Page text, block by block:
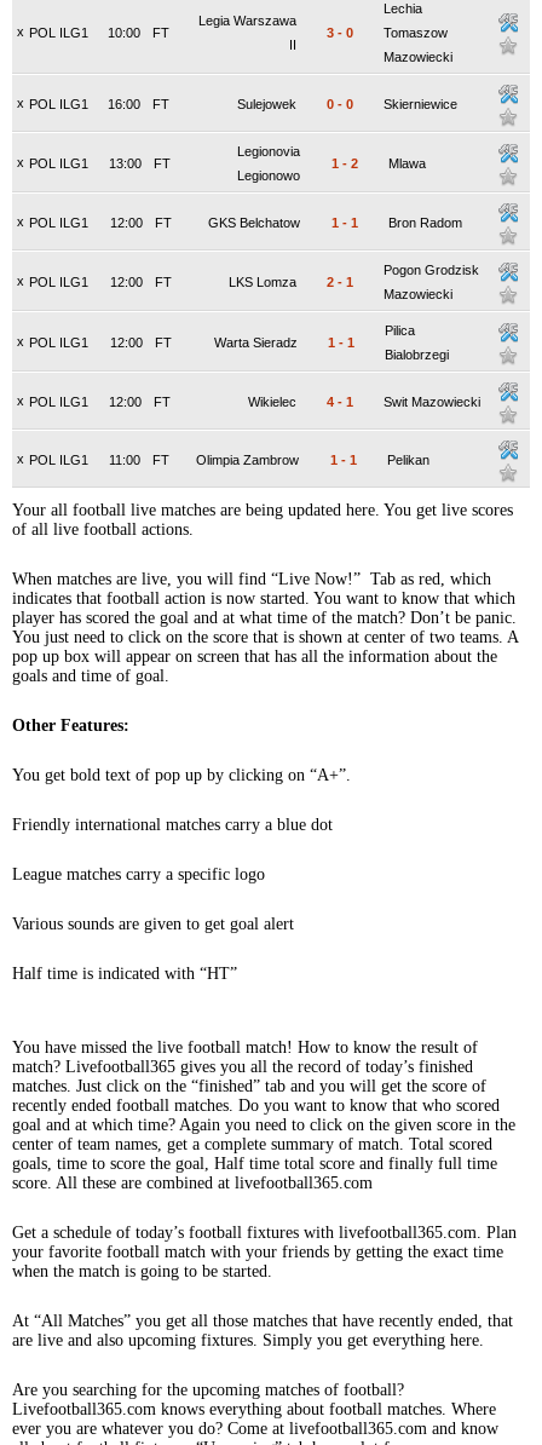
x POL ILG1 FT
10:00
Legia Warszawa
II
3 - 0
Lechia
Tomaszow
Mazowiecki
x POL ILG1 FT
16:00 Sulejowek 0 - 0 Skierniewice
x POL ILG1 FT
13:00
Legionovia
Legionowo
1 - 2 Mlawa
x POL ILG1 FT
12:00 GKS Belchatow 1 - 1 Bron Radom
x POL ILG1 FT
12:00 LKS Lomza 2 - 1
Pogon Grodzisk
Mazowiecki
x POL ILG1 FT
12:00 Warta Sieradz 1 - 1
Pilica
Bialobrzegi
x POL ILG1 FT
12:00 Wikielec 4 - 1 Swit Mazowiecki
x POL ILG1 FT
11:00 Olimpia Zambrow 1 - 1 Pelikan
Your all football live matches are being updated here. You get live scores
of all live football actions.
When matches are live, you will find “Live Now!” Tab as red, which
indicates that football action is now started. You want to know that which
player has scored the goal and at what time of the match? Don’t be panic.
You just need to click on the score that is shown at center of two teams. A
pop up box will appear on screen that has all the information about the
goals and time of goal.
Other Features:
You get bold text of pop up by clicking on “A+”.
Friendly international matches carry a blue dot
League matches carry a specific logo
Various sounds are given to get goal alert
Half time is indicated with “HT”
You have missed the live football match! How to know the result of
match? Livefootball365 gives you all the record of today’s finished
matches. Just click on the “finished” tab and you will get the score of
recently ended football matches. Do you want to know that who scored
goal and at which time? Again you need to click on the given score in the
center of team names, get a complete summary of match. Total scored
goals, time to score the goal, Half time total score and finally full time
score. All these are combined at livefootball365.com
Get a schedule of today’s football fixtures with livefootball365.com. Plan
your favorite football match with your friends by getting the exact time
when the match is going to be started.
At “All Matches” you get all those matches that have recently ended, that
are live and also upcoming fixtures. Simply you get everything here.
Are you searching for the upcoming matches of football?
Livefootball365.com knows everything about football matches. Where
ever you are whatever you do? Come at livefootball365.com and know